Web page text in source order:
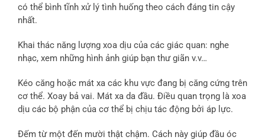
có thể bình tĩnh xử lý tình huống theo cách đáng tin cậy
nhất.
Khai thác năng lượng xoa dịu của các giác quan: nghe
nhạc, xem những hình ảnh giúp bạn thư giãn v.v…
Kéo căng hoặc mát xa các khu vực đang bị căng cứng trên
cơ thể. Xoay bả vai. Mát xa da đầu. Điều quan trọng là xoa
dịu các bộ phận của cơ thể bị chịu tác động bởi áp lực.
Đếm từ một đến mười thật chậm. Cách này giúp đầu óc